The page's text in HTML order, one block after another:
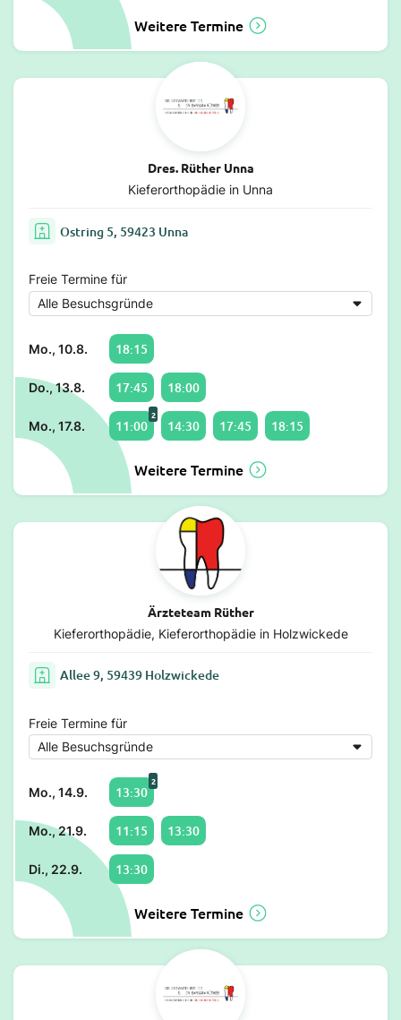
Weitere Termine
Dres. Rüther Unna
Kieferorthopädie in Unna
Ostring 5, 59423 Unna
Freie Termine für
Mo., 10.8. 18:15
Do., 13.8. 17:45 18:00
Mo., 17.8. 11:00
2
14:30 17:45 18:15
Weitere Termine
Ärzteteam Rüther
Kieferorthopädie, Kieferorthopädie in Holzwickede
Allee 9, 59439 Holzwickede
Freie Termine für
Mo., 14.9. 13:30
2
Mo., 21.9. 11:15 13:30
Di., 22.9. 13:30
Weitere Termine